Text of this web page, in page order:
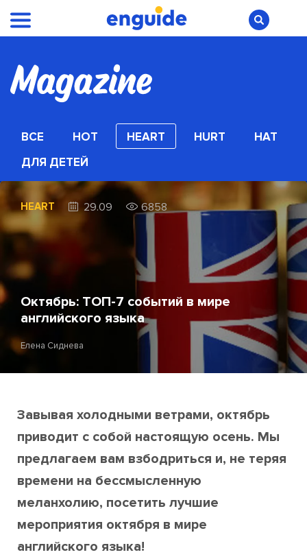
ВСЕ HOT HEART HURT
HAT
ДЛЯ ДЕТЕЙ
HEART 29.09 6858
Октябрь: ТОП-7 событий в мире
английского языка
Елена Сиднева
Завывая холодными ветрами, октябрь
приводит с собой настоящую осень. Мы
предлагаем вам взбодриться и, не теряя
времени на бессмысленную
меланхолию, посетить лучшие
мероприятия октября в мире
английского языка!